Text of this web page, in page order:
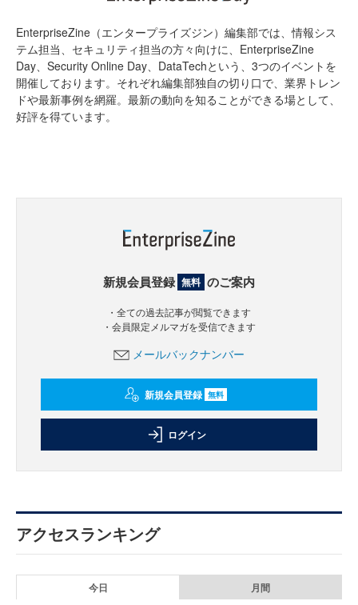
EnterpriseZine（エンタープライズジン）編集部では、情報シス
テム担当、セキュリティ担当の方々向けに、EnterpriseZine
Day、Security Online Day、DataTechという、3つのイベントを
開催しております。それぞれ編集部独自の切り口で、業界トレン
ドや最新事例を網羅。最新の動向を知ることができる場として、
好評を得ています。
新規会員登録 無料 のご案内
・全ての過去記事が閲覧できます
・会員限定メルマガを受信できます
メールバックナンバー
新規会員登録 無料
ログイン
アクセスランキング
今日 月間